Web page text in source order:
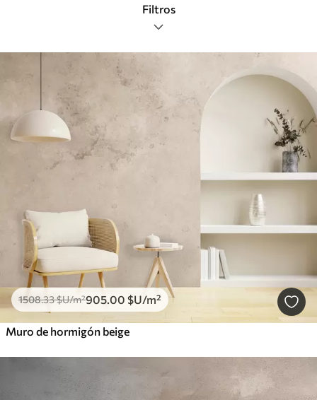
Filtros
Etiquetas
Formato de imagen
Paleta de colores
Inteligente
1508.33$U/m²905.00 $U/m²
Muro de hormigón beige